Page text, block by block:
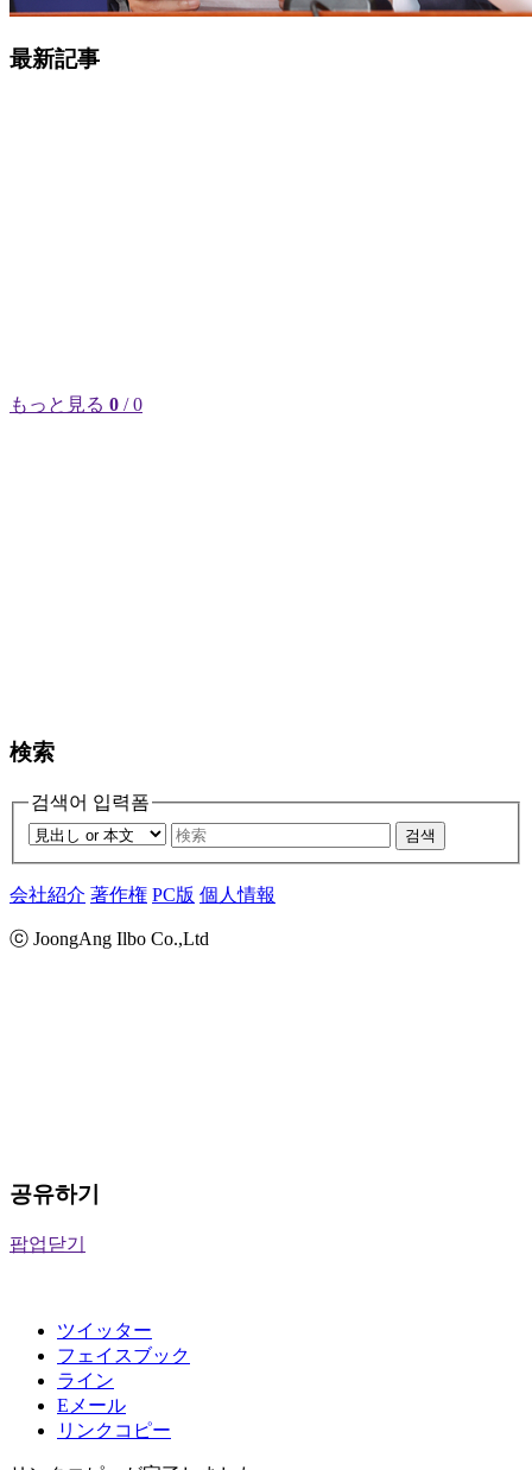
最新記事
もっと見る 0 / 0
検索
검색어 입력폼
검색
会社紹介 著作権 PC版 個人情報
ⓒ JoongAng Ilbo Co.,Ltd
공유하기
팝업닫기
ツイッター
フェイスブック
ライン
Eメール
リンクコピー